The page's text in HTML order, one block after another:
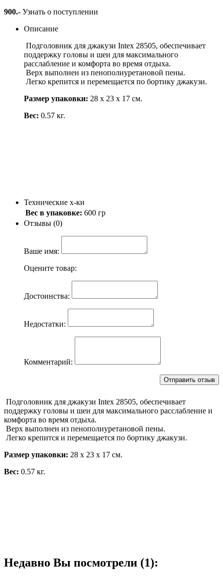
900.- Узнать о поступлении
Описание
Подголовник для джакузи Intex 28505, обеспечивает
поддержку головы и шеи для максимального
расслабление и комфорта во время отдыха.
Верх выполнен из пенополиуретановой пены.
Легко крепится и перемещается по бортику джакузи.
Размер упаковки: 28 х 23 х 17 см.
Вес: 0.57 кг.
Технические х-ки
Вес в упаковке: 600 гр
Отзывы (0)
Ваше имя:
Оцените товар:
Достоинства:
Недостатки:
Комментарий:
Подголовник для джакузи Intex 28505, обеспечивает
поддержку головы и шеи для максимального расслабление и
комфорта во время отдыха.
Верх выполнен из пенополиуретановой пены.
Легко крепится и перемещается по бортику джакузи.
Размер упаковки: 28 х 23 х 17 см.
Вес: 0.57 кг.
Недавно Вы посмотрели (1):